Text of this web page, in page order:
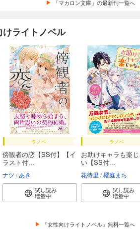
「マカロン文庫」の最新刊一覧へ
ライトノベル
ラノベ
傍観者の恋【SS付】【イ
ラスト付...
ナツ あき
試し読み
増量中
ラノベ
お助けキャラも楽
い【SS付...
花待里 櫻庭まち
試し読み
増量中
「女性向けライトノベル」無料一覧へ